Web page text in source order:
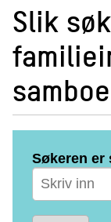
Slik
Søkeren er